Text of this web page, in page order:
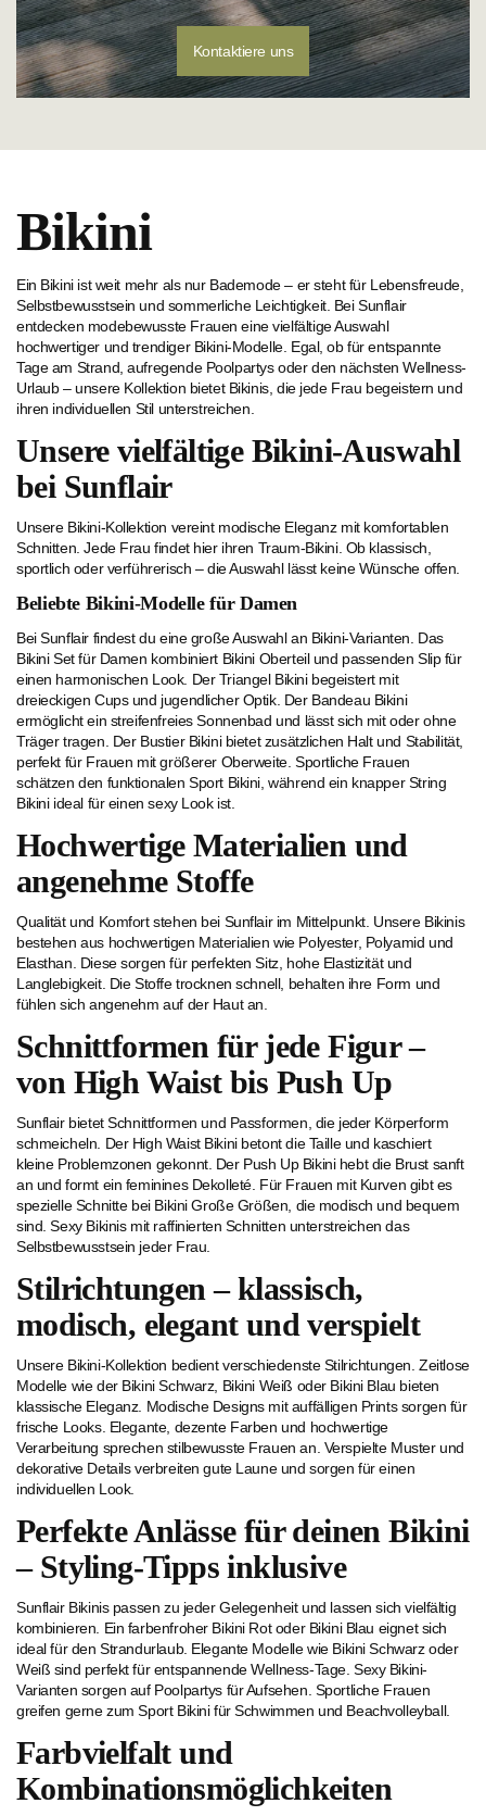
Kontaktiere uns
Bikini
Ein Bikini ist weit mehr als nur Bademode – er steht für Lebensfreude,
Selbstbewusstsein und sommerliche Leichtigkeit. Bei Sunflair
entdecken modebewusste Frauen eine vielfältige Auswahl
hochwertiger und trendiger Bikini-Modelle. Egal, ob für entspannte
Tage am Strand, aufregende Poolpartys oder den nächsten Wellness-
Urlaub – unsere Kollektion bietet Bikinis, die jede Frau begeistern und
ihren individuellen Stil unterstreichen.
Unsere vielfältige Bikini-Auswahl
bei Sunflair
Unsere Bikini-Kollektion vereint modische Eleganz mit komfortablen
Schnitten. Jede Frau findet hier ihren Traum-Bikini. Ob klassisch,
sportlich oder verführerisch – die Auswahl lässt keine Wünsche offen.
Beliebte Bikini-Modelle für Damen
Bei Sunflair findest du eine große Auswahl an Bikini-Varianten. Das
Bikini Set für Damen kombiniert Bikini Oberteil und passenden Slip für
einen harmonischen Look. Der Triangel Bikini begeistert mit
dreieckigen Cups und jugendlicher Optik. Der Bandeau Bikini
ermöglicht ein streifenfreies Sonnenbad und lässt sich mit oder ohne
Träger tragen. Der Bustier Bikini bietet zusätzlichen Halt und Stabilität,
perfekt für Frauen mit größerer Oberweite. Sportliche Frauen
schätzen den funktionalen Sport Bikini, während ein knapper String
Bikini ideal für einen sexy Look ist.
Hochwertige Materialien und
angenehme Stoffe
Qualität und Komfort stehen bei Sunflair im Mittelpunkt. Unsere Bikinis
bestehen aus hochwertigen Materialien wie Polyester, Polyamid und
Elasthan. Diese sorgen für perfekten Sitz, hohe Elastizität und
Langlebigkeit. Die Stoffe trocknen schnell, behalten ihre Form und
fühlen sich angenehm auf der Haut an.
Schnittformen für jede Figur –
von High Waist bis Push Up
Sunflair bietet Schnittformen und Passformen, die jeder Körperform
schmeicheln. Der High Waist Bikini betont die Taille und kaschiert
kleine Problemzonen gekonnt. Der Push Up Bikini hebt die Brust sanft
an und formt ein feminines Dekolleté. Für Frauen mit Kurven gibt es
spezielle Schnitte bei Bikini Große Größen, die modisch und bequem
sind. Sexy Bikinis mit raffinierten Schnitten unterstreichen das
Selbstbewusstsein jeder Frau.
Stilrichtungen – klassisch,
modisch, elegant und verspielt
Unsere Bikini-Kollektion bedient verschiedenste Stilrichtungen. Zeitlose
Modelle wie der Bikini Schwarz, Bikini Weiß oder Bikini Blau bieten
klassische Eleganz. Modische Designs mit auffälligen Prints sorgen für
frische Looks. Elegante, dezente Farben und hochwertige
Verarbeitung sprechen stilbewusste Frauen an. Verspielte Muster und
dekorative Details verbreiten gute Laune und sorgen für einen
individuellen Look.
Perfekte Anlässe für deinen Bikini
– Styling-Tipps inklusive
Sunflair Bikinis passen zu jeder Gelegenheit und lassen sich vielfältig
kombinieren. Ein farbenfroher Bikini Rot oder Bikini Blau eignet sich
ideal für den Strandurlaub. Elegante Modelle wie Bikini Schwarz oder
Weiß sind perfekt für entspannende Wellness-Tage. Sexy Bikini-
Varianten sorgen auf Poolpartys für Aufsehen. Sportliche Frauen
greifen gerne zum Sport Bikini für Schwimmen und Beachvolleyball.
Farbvielfalt und
Kombinationsmöglichkeiten